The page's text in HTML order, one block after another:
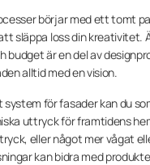
börjar med ett tomt
släppa loss din kreativitet.
budget är en del av
alltid med en vision.
system för fasader kan du
uttryck för framtidens
eller något mer vågat
kan bidra med